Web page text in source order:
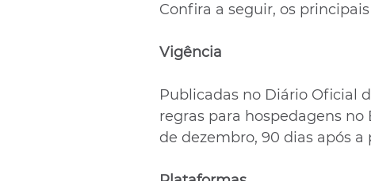
Confira a seguir, os
Vigência
Publicadas no Diário Oficial
regras para hospedagens no
de dezembro, 90 dias após a